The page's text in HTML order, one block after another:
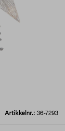
Artikkelnr.: 36-7293